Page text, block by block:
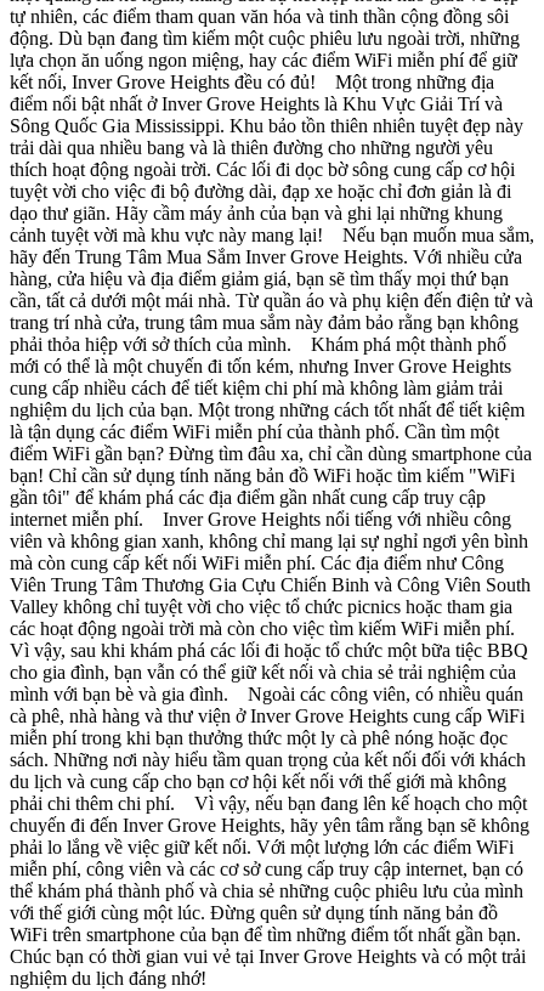
tự nhiên, các điểm tham quan văn hóa và tinh thần cộng đồng sôi
động. Dù bạn đang tìm kiếm một cuộc phiêu lưu ngoài trời, những
lựa chọn ăn uống ngon miệng, hay các điểm WiFi miễn phí để giữ
kết nối, Inver Grove Heights đều có đủ! Một trong những địa
điểm nổi bật nhất ở Inver Grove Heights là Khu Vực Giải Trí và
Sông Quốc Gia Mississippi. Khu bảo tồn thiên nhiên tuyệt đẹp này
trải dài qua nhiều bang và là thiên đường cho những người yêu
thích hoạt động ngoài trời. Các lối đi dọc bờ sông cung cấp cơ hội
tuyệt vời cho việc đi bộ đường dài, đạp xe hoặc chỉ đơn giản là đi
dạo thư giãn. Hãy cầm máy ảnh của bạn và ghi lại những khung
cảnh tuyệt vời mà khu vực này mang lại! Nếu bạn muốn mua sắm,
hãy đến Trung Tâm Mua Sắm Inver Grove Heights. Với nhiều cửa
hàng, cửa hiệu và địa điểm giảm giá, bạn sẽ tìm thấy mọi thứ bạn
cần, tất cả dưới một mái nhà. Từ quần áo và phụ kiện đến điện tử và
trang trí nhà cửa, trung tâm mua sắm này đảm bảo rằng bạn không
phải thỏa hiệp với sở thích của mình. Khám phá một thành phố
mới có thể là một chuyến đi tốn kém, nhưng Inver Grove Heights
cung cấp nhiều cách để tiết kiệm chi phí mà không làm giảm trải
nghiệm du lịch của bạn. Một trong những cách tốt nhất để tiết kiệm
là tận dụng các điểm WiFi miễn phí của thành phố. Cần tìm một
điểm WiFi gần bạn? Đừng tìm đâu xa, chỉ cần dùng smartphone của
bạn! Chỉ cần sử dụng tính năng bản đồ WiFi hoặc tìm kiếm "WiFi
gần tôi" để khám phá các địa điểm gần nhất cung cấp truy cập
internet miễn phí. Inver Grove Heights nổi tiếng với nhiều công
viên và không gian xanh, không chỉ mang lại sự nghỉ ngơi yên bình
mà còn cung cấp kết nối WiFi miễn phí. Các địa điểm như Công
Viên Trung Tâm Thương Gia Cựu Chiến Binh và Công Viên South
Valley không chỉ tuyệt vời cho việc tổ chức picnics hoặc tham gia
các hoạt động ngoài trời mà còn cho việc tìm kiếm WiFi miễn phí.
Vì vậy, sau khi khám phá các lối đi hoặc tổ chức một bữa tiệc BBQ
cho gia đình, bạn vẫn có thể giữ kết nối và chia sẻ trải nghiệm của
mình với bạn bè và gia đình. Ngoài các công viên, có nhiều quán
cà phê, nhà hàng và thư viện ở Inver Grove Heights cung cấp WiFi
miễn phí trong khi bạn thưởng thức một ly cà phê nóng hoặc đọc
sách. Những nơi này hiểu tầm quan trọng của kết nối đối với khách
du lịch và cung cấp cho bạn cơ hội kết nối với thế giới mà không
phải chi thêm chi phí. Vì vậy, nếu bạn đang lên kế hoạch cho một
chuyến đi đến Inver Grove Heights, hãy yên tâm rằng bạn sẽ không
phải lo lắng về việc giữ kết nối. Với một lượng lớn các điểm WiFi
miễn phí, công viên và các cơ sở cung cấp truy cập internet, bạn có
thể khám phá thành phố và chia sẻ những cuộc phiêu lưu của mình
với thế giới cùng một lúc. Đừng quên sử dụng tính năng bản đồ
WiFi trên smartphone của bạn để tìm những điểm tốt nhất gần bạn.
Chúc bạn có thời gian vui vẻ tại Inver Grove Heights và có một trải
nghiệm du lịch đáng nhớ!